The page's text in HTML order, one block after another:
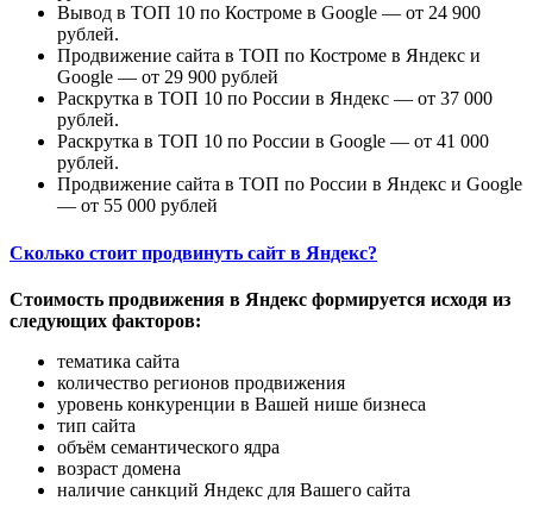
Вывод в ТОП 10 по Костроме в Google — от 24 900
рублей.
Продвижение сайта в ТОП по Костроме в Яндекс и
Google — от 29 900 рублей
Раскрутка в ТОП 10 по России в Яндекс — от 37 000
рублей.
Раскрутка в ТОП 10 по России в Google — от 41 000
рублей.
Продвижение сайта в ТОП по России в Яндекс и Google
— от 55 000 рублей
Сколько стоит продвинуть сайт в Яндекс?
Стоимость продвижения в Яндекс формируется исходя из
следующих факторов:
тематика сайта
количество регионов продвижения
уровень конкуренции в Вашей нише бизнеса
тип сайта
объём семантического ядра
возраст домена
наличие санкций Яндекс для Вашего сайта